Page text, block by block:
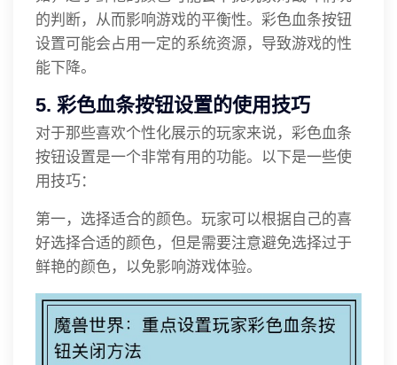
的判断，从而影响游戏的平衡性。彩色血条按钮
设置可能会占用一定的系统资源，导致游戏的性
能下降。
5. 彩色血条按钮设置的使用技巧
对于那些喜欢个性化展示的玩家来说，彩色血条
按钮设置是一个非常有用的功能。以下是一些使
用技巧：
第一，选择适合的颜色。玩家可以根据自己的喜
好选择合适的颜色，但是需要注意避免选择过于
鲜艳的颜色，以免影响游戏体验。